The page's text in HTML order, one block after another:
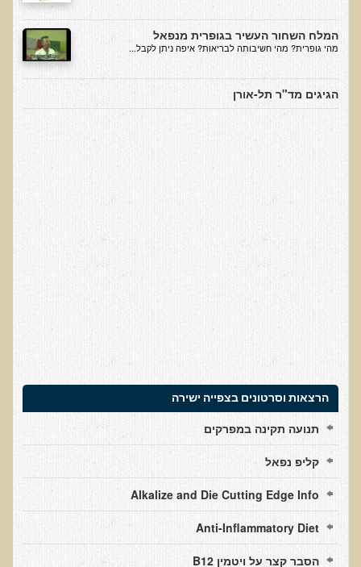
דפי מידע
רשימת משאבים לפציינט
רשימת תוצרת מרוססת
רשימת מאכלים המכילים חומצה אוקסלית
דף כספית
תודה לך דוקטור על חוויה נהדרת
אדם ורופא שנותן לי אלטרנטיבה אחרת ממה שהרופאים שפגשתי נתנו
לי
התקווה היחידה כאשר מאובחנים עם סרטן
אנחנו מאושרים מאוד שביצענו ואת הבדיקה וממליצים בחום לכל מי
שסובל לעשות אותה.
הבריאות של כל המשפחה השתפרה
אסירי תודה לך על השבת הבריאות שלנו
תודה דר' עדיאל שהצלת את חיי!
המלח השחור העשיר בגופרית מנפאל
מהי גופרית? מהי חשיבותה לבריאות? איפה ניתן לקבל...
הגיגים מד"ר תל-אורן
הרצאות וסרטונים בצפייה ישירה
תנועה תקינה במפרקים
קליפ נפאל
Alkalize and Die Cutting Edge Info
Anti-Inflammatory Diet
הסבר קצר על ויטמין B12